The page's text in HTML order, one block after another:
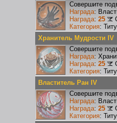
Совершите
Награда:
Награда: 25
Категория:
Хранитель Мудрости IV
Совершите
Награда:
Награда: 25
Категория:
Властитель Ран IV
Совершите
Награда:
Награда: 25
Категория: